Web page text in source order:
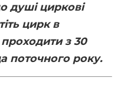
душі циркові
цирк в
проходити з 30
поточного року.